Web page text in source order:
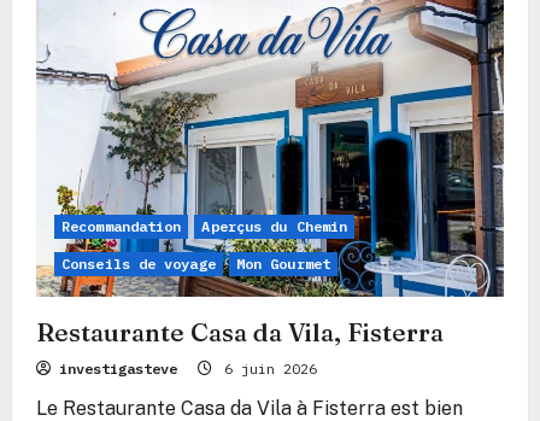
Áncora
–
Le
point
d’ancrage
pour
le
corps
et
l’âme
au
bout
du
monde
Recommandation Aperçus du Chemin
Conseils de voyage Mon Gourmet
Restaurante Casa da Vila, Fisterra
investigasteve 6 juin 2026
Le Restaurante Casa da Vila à Fisterra est bien